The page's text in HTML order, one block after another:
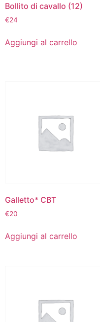
Bollito di cavallo (12)
€24
Aggiungi al carrello
Galletto* CBT
€20
Aggiungi al carrello